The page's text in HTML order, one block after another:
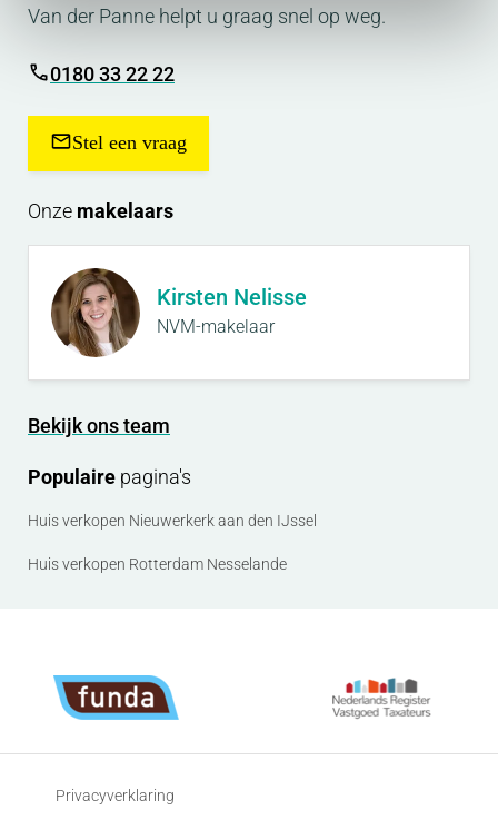
Van der Panne helpt u graag snel op weg.
0180 33 22 22
Stel een vraag
Onze makelaars
Kirsten Nelisse
NVM-makelaar
Bekijk ons team
Populaire pagina's
Huis verkopen Nieuwerkerk aan den IJssel
Huis verkopen Rotterdam Nesselande
Privacyverklaring